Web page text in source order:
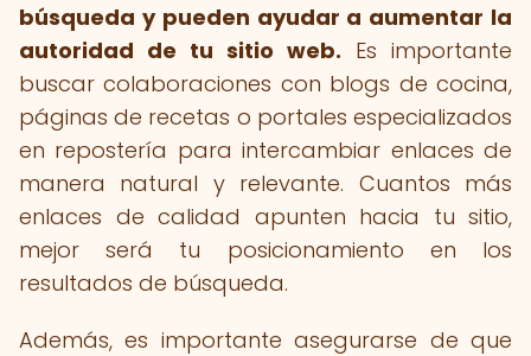
búsqueda y pueden ayudar a aumentar la
autoridad de tu sitio web. Es importante
buscar colaboraciones con blogs de cocina,
páginas de recetas o portales especializados
en repostería para intercambiar enlaces de
manera natural y relevante. Cuantos más
enlaces de calidad apunten hacia tu sitio,
mejor será tu posicionamiento en los
resultados de búsqueda.
Además, es importante asegurarse de que